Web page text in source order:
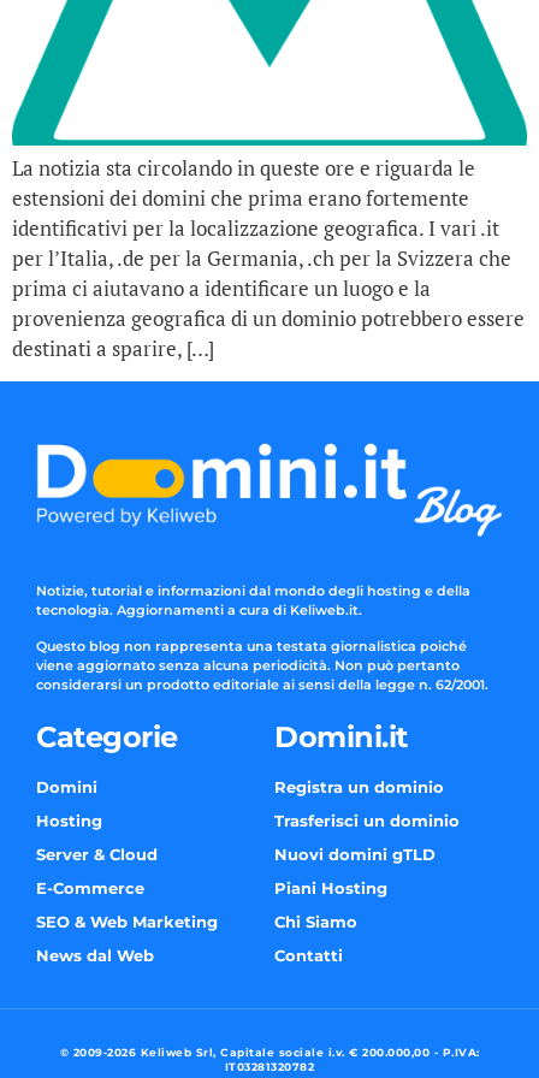
La notizia sta circolando in queste ore e riguarda le
estensioni dei domini che prima erano fortemente
identificativi per la localizzazione geografica. I vari .it
per l’Italia, .de per la Germania, .ch per la Svizzera che
prima ci aiutavano a identificare un luogo e la
provenienza geografica di un dominio potrebbero essere
destinati a sparire, […]
Notizie, tutorial e informazioni dal mondo degli hosting e della
tecnologia. Aggiornamenti a cura di Keliweb.it.
Questo blog non rappresenta una testata giornalistica poiché
viene aggiornato senza alcuna periodicità. Non può pertanto
considerarsi un prodotto editoriale ai sensi della legge n. 62/2001.
Categorie
Domini
Hosting
Server & Cloud
E-Commerce
SEO & Web Marketing
News dal Web
Domini.it
Registra un dominio
Trasferisci un dominio
Nuovi domini gTLD
Piani Hosting
Chi Siamo
Contatti
© 2009-2026 Keliweb Srl, Capitale sociale i.v. € 200.000,00 - P.IVA:
IT03281320782